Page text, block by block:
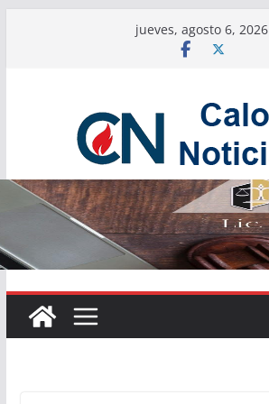
jueves, agosto 6, 2026